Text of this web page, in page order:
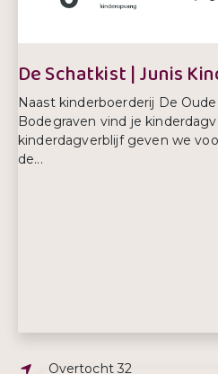
De Schatkist | Junis
Naast kinderboerderij De
Bodegraven vind je
kinderdagverblijf geven we
de...
Adres:
Overtocht 32